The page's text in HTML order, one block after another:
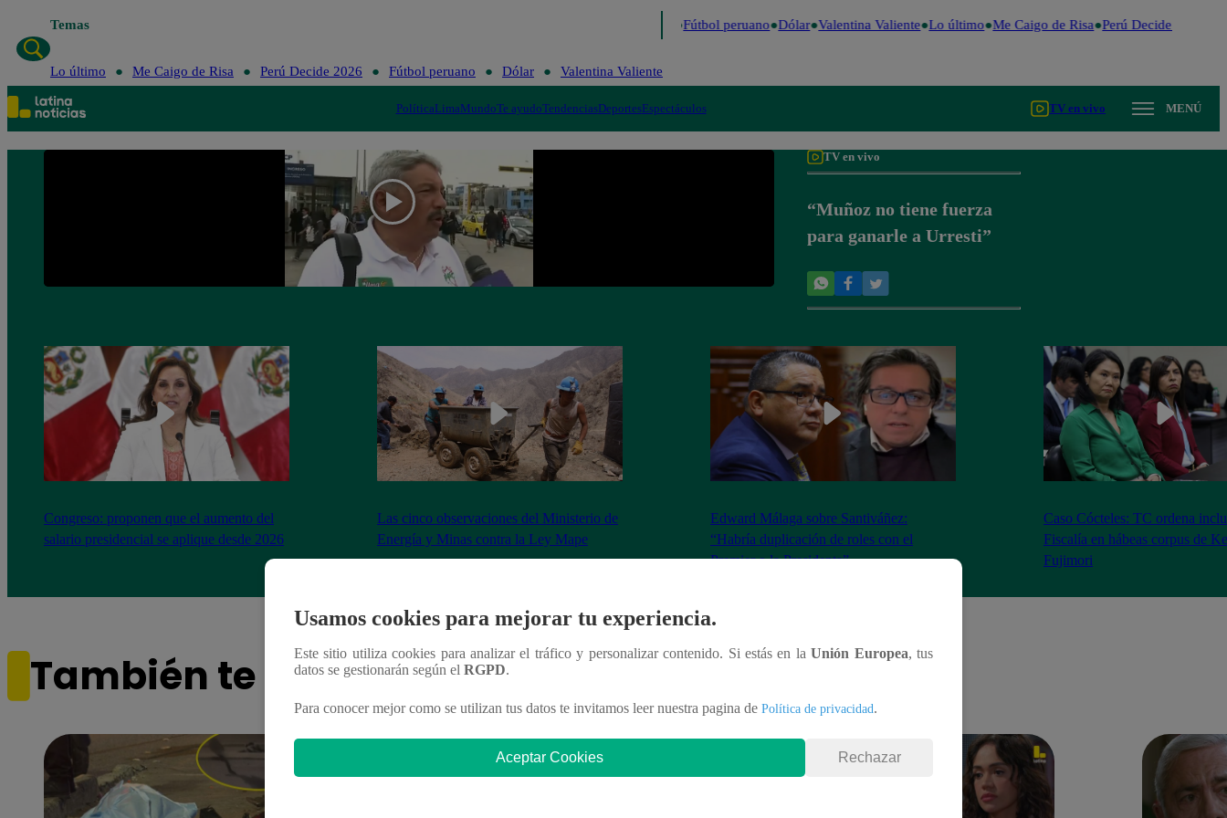
Temas Fútbol peruano Dólar Valentina Valiente Lo último Me Caigo de Risa Perú Decide 2026
Lo último Me Caigo de Risa Perú Decide 2026 Fútbol peruano Dólar Valentina Valiente
PolíticaLimaMundoTe ayudoTendenciasDeportesEspectáculos TV en vivo MENÚ
TV en vivo
“Muñoz no tiene fuerza
para ganarle a Urresti”
Congreso: proponen que el aumento del
salario presidencial se aplique desde 2026
Las cinco observaciones del Ministerio de
Energía y Minas contra la Ley Mape
Edward Málaga sobre Santiváñez:
“Habría duplicación de roles con el
Premier o la Presidenta”
Caso Cócteles: TC ordena
Fiscalía en hábeas corpus de
Fujimori
También te puede interesar
Usamos cookies para mejorar tu experiencia.
Este sitio utiliza cookies para analizar el tráfico y personalizar contenido. Si estás en laUnión Europea, tus
datos se gestionarán según el RGPD.
Para conocer mejor como se utilizan tus datos te invitamos leer nuestra pagina de Política de privacidad.
Aceptar Cookies Rechazar